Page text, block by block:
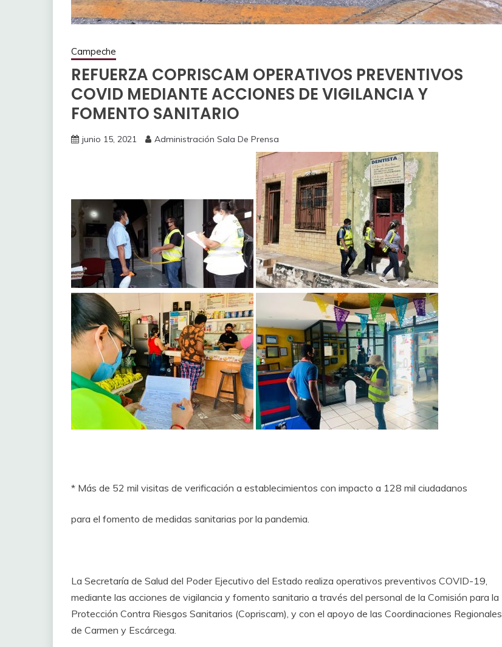
Campeche
REFUERZA COPRISCAM OPERATIVOS PREVENTIVOS
COVID MEDIANTE ACCIONES DE VIGILANCIA Y
FOMENTO SANITARIO
junio 15, 2021 Administración Sala De Prensa
* Más de 52 mil visitas de verificación a establecimientos con impacto a 128 mil ciudadanos
para el fomento de medidas sanitarias por la pandemia.
La Secretaría de Salud del Poder Ejecutivo del Estado realiza operativos preventivos COVID-19,
mediante las acciones de vigilancia y fomento sanitario a través del personal de la Comisión para la
Protección Contra Riesgos Sanitarios (Copriscam), y con el apoyo de las Coordinaciones Regionales
de Carmen y Escárcega.